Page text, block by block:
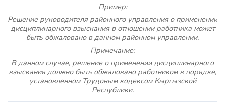
Пример:
Решение руководителя районного управления о применении
дисциплинарного взыскания в отношении работника может
быть обжаловано в данном районном управлении.
Примечание:
В данном случае, решение о применении дисциплинарного
взыскания должно быть обжаловано работником в порядке,
установленном Трудовым кодексом Кыргызской
Республики.